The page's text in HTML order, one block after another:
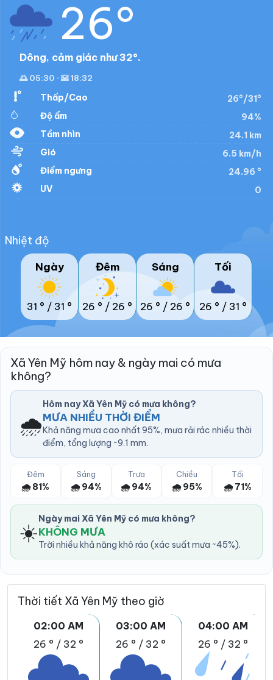
26°
Dông, cảm giác như 32°.
🌅 05:30 · 🌇 18:32
Thấp/Cao
26°/31°
Độ ẩm
94%
Tầm nhìn
24.1 km
Gió
6.5 km/h
Điểm ngưng
24.96 °
UV
0
Nhiệt độ
Ngày
31 ° / 31 °
Đêm
26 ° / 26 °
Sáng
26 ° / 26 °
Tối
26 ° / 31 °
Xã Yên Mỹ hôm nay & ngày mai có mưa
không?
🌧️
Hôm nay Xã Yên Mỹ có mưa không?
MƯA NHIỀU THỜI ĐIỂM
Khả năng mưa cao nhất 95%, mưa rải rác nhiều thời
điểm, tổng lượng ~9.1 mm.
Đêm
🌧️ 81%
Sáng
🌧️ 94%
Trưa
🌧️ 94%
Chiều
🌧️ 95%
Tối
🌧️ 71%
☀️ Ngày mai Xã Yên Mỹ có mưa không?
KHÔNG MƯA
Trời nhiều khả năng khô ráo (xác suất mưa ~45%).
Thời tiết Xã Yên Mỹ theo giờ
02:00 AM
26 ° / 32 °
03:00 AM
26 ° / 32 °
04:00 AM
26 ° / 32 °